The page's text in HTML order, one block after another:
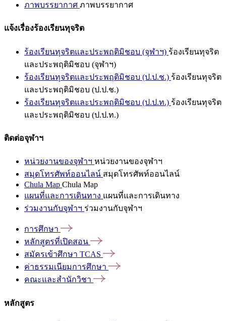
ภาพบรรยากาศ ภาพบรรยากาศ
แจ้งเรื่องร้องเรียนทุจริต
ร้องเรียนทุจริตและประพฤติมิชอบ (จุฬาฯ) ร้องเรียนทุจริต
และประพฤติมิชอบ (จุฬาฯ)
ร้องเรียนทุจริตและประพฤติมิชอบ (ป.ป.ช.) ร้องเรียนทุจริต
และประพฤติมิชอบ (ป.ป.ช.)
ร้องเรียนทุจริตและประพฤติมิชอบ (ป.ป.ท.) ร้องเรียนทุจริต
และประพฤติมิชอบ (ป.ป.ท.)
ติดต่อจุฬาฯ
หน่วยงานของจุฬาฯ หน่วยงานของจุฬาฯ
สมุดโทรศัพท์ออนไลน์ สมุดโทรศัพท์ออนไลน์
Chula Map Chula Map
แผนที่และการเดินทาง แผนที่และการเดินทาง
ร่วมงานกับจุฬาฯ ร่วมงานกับจุฬาฯ
การศึกษา
หลักสูตรที่เปิดสอน
สมัครเข้าศึกษา TCAS
ค่าธรรมเนียมการศึกษา
คณะและสำนักวิชา
หลักสูตร